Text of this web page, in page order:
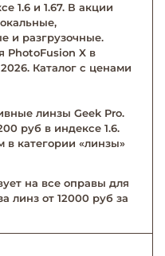
1.6 и 1.67. В акции
и разгрузочные.
PhotoFusion X в
Каталог с ценами
линзы Geek Pro.
руб в индексе 1.6.
в категории «линзы»
на все оправы для
линз от 12000 руб за